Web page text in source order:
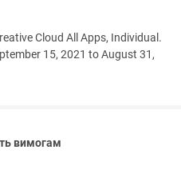
Cloud All Apps, Individual.
15, 2021 to August 31,
вимогам